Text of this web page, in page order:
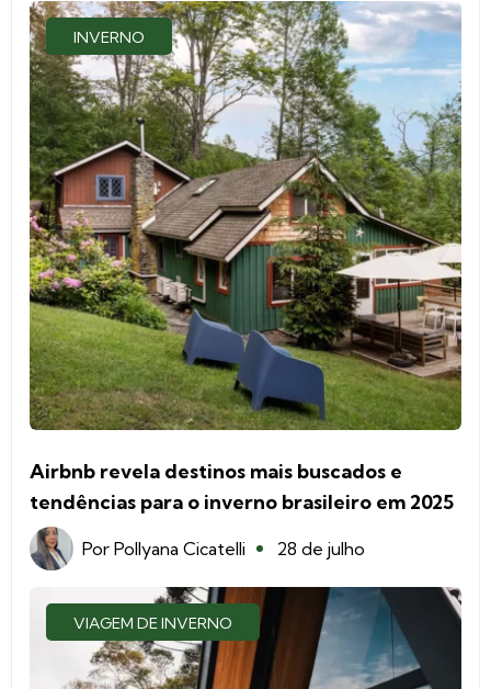
INVERNO
Airbnb revela destinos mais buscados e
tendências para o inverno brasileiro em 2025
Por Pollyana Cicatelli 28 de julho
VIAGEM DE INVERNO